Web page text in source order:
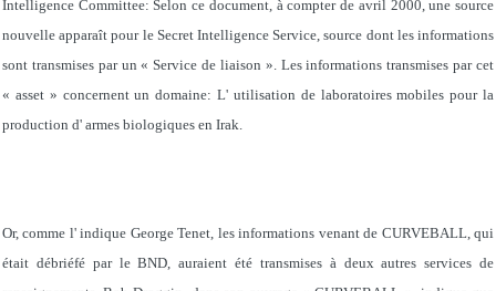
Intelligence Committee: Selon ce document, à compter de avril 2000, une source
nouvelle apparaît pour le Secret Intelligence Service, source dont les informations
sont transmises par un « Service de liaison ». Les informations transmises par cet
« asset » concernent un domaine: L' utilisation de laboratoires mobiles pour la
production d' armes biologiques en Irak.
Or, comme l' indique George Tenet, les informations venant de CURVEBALL, qui
était débriéfé par le BND, auraient été transmises à deux autres services de